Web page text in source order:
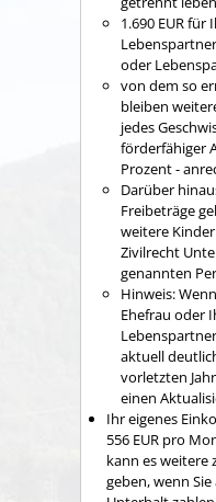
1.690 EUR für
oder
von dem so
bleiben
jedes
förderfähiger
Prozent -
Darüber
Freibeträge
weitere
Zivilrecht
genannten
Hinweis:
Ehefrau oder
aktuell
vorletzten
einen
Ihr eigenes
556 EUR pro
kann es weitere
geben, wenn